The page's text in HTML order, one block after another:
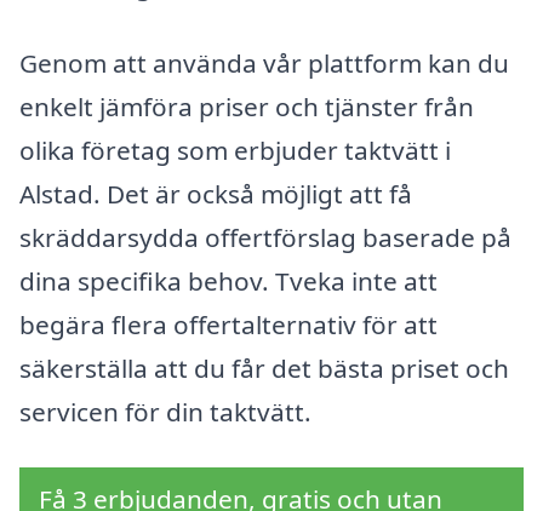
Genom att använda vår plattform kan du
enkelt jämföra priser och tjänster från
olika företag som erbjuder taktvätt i
Alstad. Det är också möjligt att få
skräddarsydda offertförslag baserade på
dina specifika behov. Tveka inte att
begära flera offertalternativ för att
säkerställa att du får det bästa priset och
servicen för din taktvätt.
Få 3 erbjudanden, gratis och utan